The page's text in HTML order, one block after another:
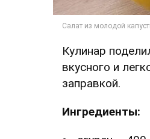
Кулинар
вкусного и
заправкой.
Ингредиенты: